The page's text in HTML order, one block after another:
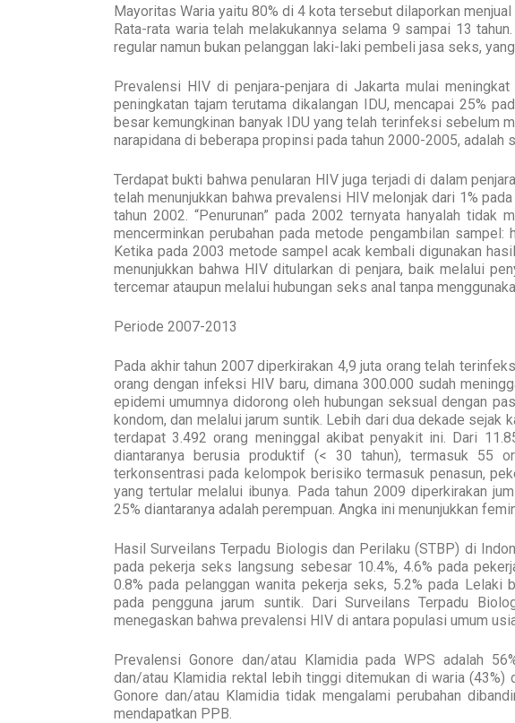
Mayoritas Waria yaitu 80% di 4 kota tersebut dilaporkan
Rata-rata waria telah melakukannya selama 9 sampai 13
regular namun bukan pelanggan laki-laki pembeli jasa seks,
Prevalensi HIV di penjara-penjara di Jakarta mulai
peningkatan tajam terutama dikalangan IDU, mencapai 25%
besar kemungkinan banyak IDU yang telah terinfeksi sebelum
narapidana di beberapa propinsi pada tahun 2000-2005, adalah
Terdapat bukti bahwa penularan HIV juga terjadi di dalam
telah menunjukkan bahwa prevalensi HIV melonjak dari 1%
tahun 2002. “Penurunan” pada 2002 ternyata hanyalah tidak
mencerminkan perubahan pada metode pengambilan sampel:
Ketika pada 2003 metode sampel acak kembali digunakan
menunjukkan bahwa HIV ditularkan di penjara, baik melalui
tercemar ataupun melalui hubungan seks anal tanpa
Periode 2007-2013
Pada akhir tahun 2007 diperkirakan 4,9 juta orang telah
orang dengan infeksi HIV baru, dimana 300.000 sudah
epidemi umumnya didorong oleh hubungan seksual dengan
kondom, dan melalui jarum suntik. Lebih dari dua dekade sejak
terdapat 3.492 orang meninggal akibat penyakit ini. Dari
diantaranya berusia produktif (< 30 tahun), termasuk 55
terkonsentrasi pada kelompok berisiko termasuk penasun,
yang tertular melalui ibunya. Pada tahun 2009 diperkirakan
25% diantaranya adalah perempuan. Angka ini menunjukkan
Hasil Surveilans Terpadu Biologis dan Perilaku (STBP) di
pada pekerja seks langsung sebesar 10.4%, 4.6% pada
0.8% pada pelanggan wanita pekerja seks, 5.2% pada Lelaki
pada pengguna jarum suntik. Dari Surveilans Terpadu
menegaskan bahwa prevalensi HIV di antara populasi umum
Prevalensi Gonore dan/atau Klamidia pada WPS adalah
dan/atau Klamidia rektal lebih tinggi ditemukan di waria (43%)
Gonore dan/atau Klamidia tidak mengalami perubahan
mendapatkan PPB.